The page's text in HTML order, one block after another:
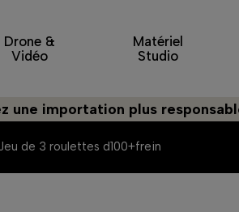
Drone &
Vidéo
Matériel
Studio
importation plus responsable
de 3 roulettes d100+frein